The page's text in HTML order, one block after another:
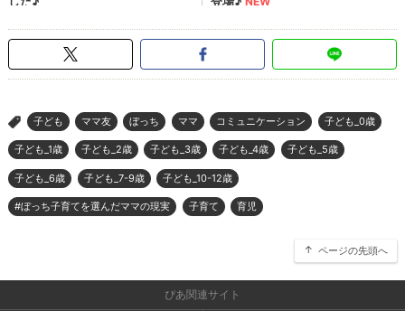
> 子ども ママ友 ぼっち ママ コミュニケーション 子ども_0歳
子ども_1歳 子ども_2歳 子ども_3歳 子ども_4歳 子ども_5歳
子ども_6歳 子ども_7-9歳 子ども_10-12歳
#ぼっち子育てを選んだママの現実 子育て 育児
ページの先頭へ
ぴあ関連サイト